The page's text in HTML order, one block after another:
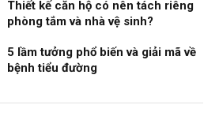
Thiết kế căn hộ có nên tách riêng
phòng tắm và nhà vệ sinh?
5 lầm tưởng phổ biến và giải mã về
bệnh tiểu đường